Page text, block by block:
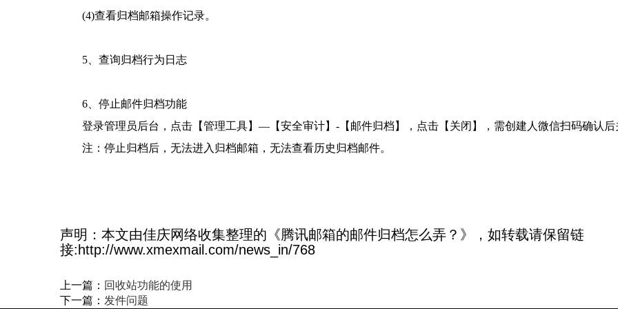
(4)查看归档邮箱操作记录。
5、查询归档行为日志
6、停止邮件归档功能
登录管理员后台，点击【管理工具】—【安全审计】-【邮件归档】，点击【关闭】，需创建人微信扫码确认后
注：停止归档后，无法进入归档邮箱，无法查看历史归档邮件。
声明：本文由佳庆网络收集整理的《腾讯邮箱的邮件归档怎么弄？》，如转载请保留链
接:http://www.xmexmail.com/news_in/768
上一篇： ​回收站功能的使用
下一篇： 发件问题